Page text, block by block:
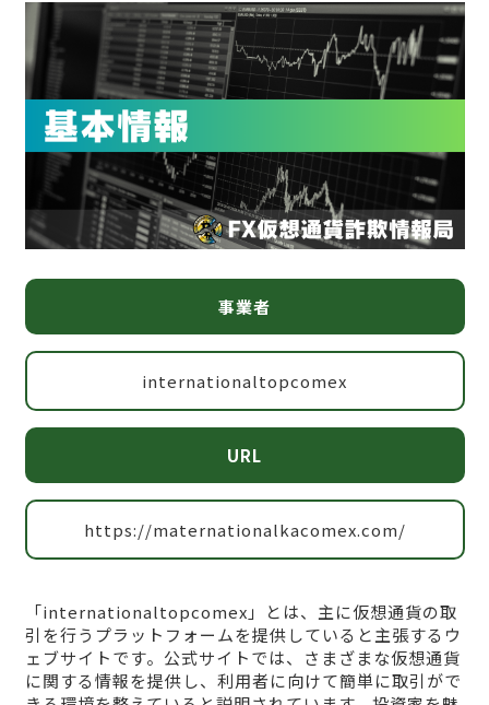
事業者
internationaltopcomex
URL
https://maternationalkacomex.com/
「internationaltopcomex」とは、主に仮想通貨の取
引を行うプラットフォームを提供していると主張するウ
ェブサイトです。公式サイトでは、さまざまな仮想通貨
に関する情報を提供し、利用者に向けて簡単に取引がで